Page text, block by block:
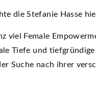
die Stefanie Hasse
viel Female
Tiefe und
Suche nach ihrer